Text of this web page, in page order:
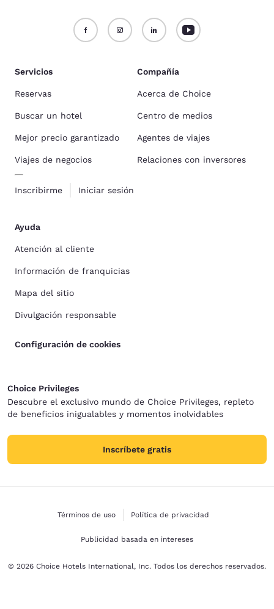
Servicios
Reservas
Buscar un hotel
Mejor precio garantizado
Viajes de negocios
Inscribirme Iniciar sesión
Compañía
Acerca de Choice
Centro de medios
Agentes de viajes
Relaciones con inversores
Ayuda
Atención al cliente
Información de franquicias
Mapa del sitio
Divulgación responsable
Configuración de cookies
Choice Privileges
Descubre el exclusivo mundo de Choice Privileges, repleto
de beneficios inigualables y momentos inolvidables
Inscríbete gratis
Términos de uso Política de privacidad
Publicidad basada en intereses
© 2026 Choice Hotels International, Inc. Todos los derechos reservados.